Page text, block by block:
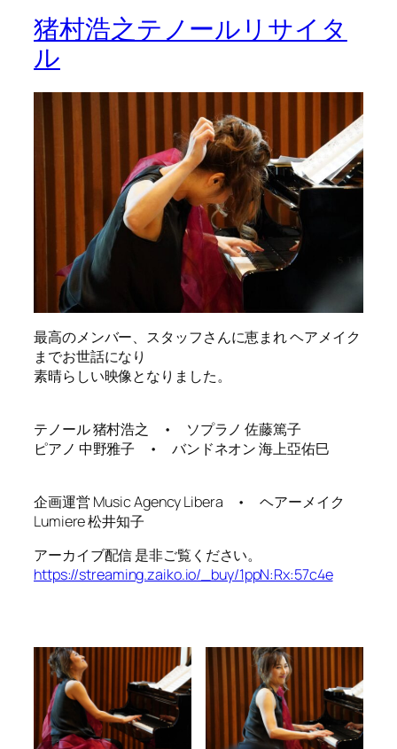
猪村浩之テノールリサイタ
ル
最高のメンバー、スタッフさんに恵まれ ヘアメイク
までお世話になり
素晴らしい映像となりました。
テノール 猪村浩之 • ソプラノ 佐藤篤子
ピアノ 中野雅子 • バンドネオン 海上亞佑巳
企画運営 Music Agency Libera • ヘアーメイク
Lumiere 松井知子
アーカイブ配信 是非ご覧ください。
https://streaming.zaiko.io/_buy/1ppN:Rx:57c4e